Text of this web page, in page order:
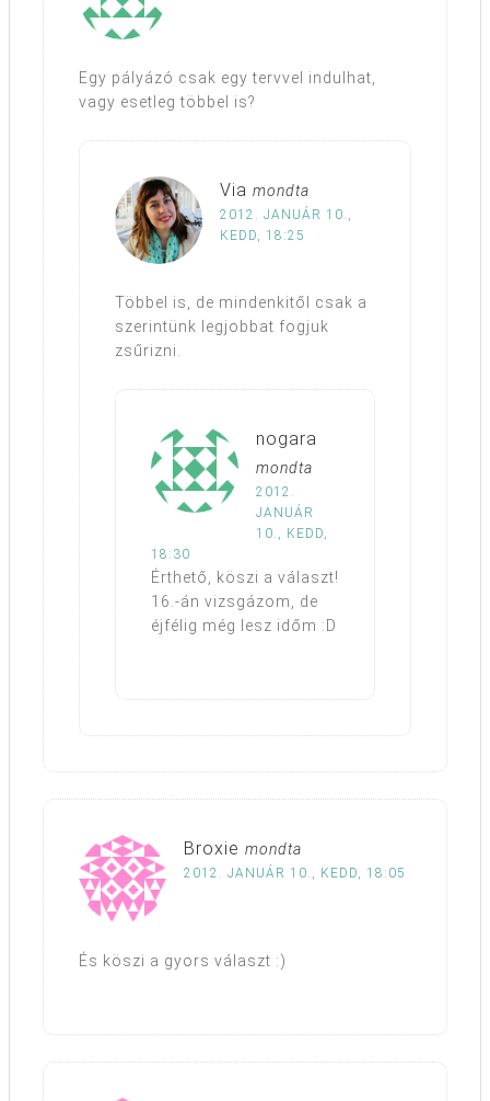
Egy pályázó csak egy tervvel indulhat,
vagy esetleg többel is?
Via mondta
2012. JANUÁR 10.,
KEDD, 18:25
Többel is, de mindenkitől csak a
szerintünk legjobbat fogjuk
zsűrizni.
nogara
mondta
2012.
JANUÁR
10., KEDD,
18:30
Érthető, köszi a választ!
16.-án vizsgázom, de
éjfélig még lesz időm :D
Broxie mondta
2012. JANUÁR 10., KEDD, 18:05
És köszi a gyors választ :)